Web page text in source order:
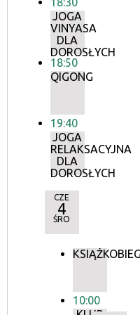
JOGA
VINYASA
DLA
DOROSŁYCH
18:50
QIGONG
19:40
JOGA
RELAKSACYJNA
DLA
DOROSŁYCH
CZE
4
ŚRO
KSIĄŻKOBIEG
10:00